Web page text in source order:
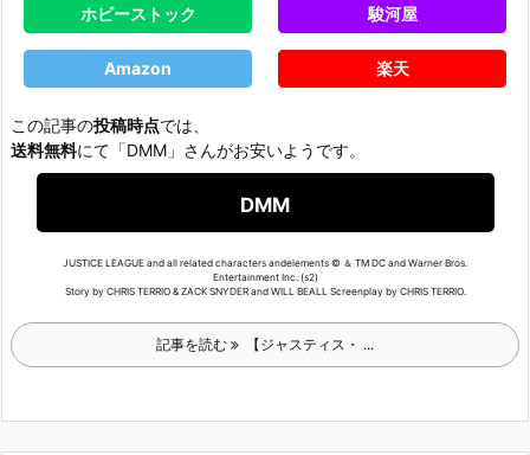
ホビーストック 駿河屋
Amazon 楽天
この記事の投稿時点では、
送料無料にて「DMM」さんがお安いようです。
DMM
JUSTICE LEAGUE and all related characters andelements © ＆ TM DC and Warner Bros.
Entertainment Inc. (s2)
Story by CHRIS TERRIO & ZACK SNYDER and WILL BEALL Screenplay by CHRIS TERRIO.
記事を読む 【ジャスティス・ ...